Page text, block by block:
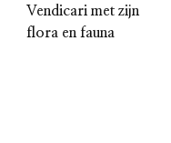
Vendicari met zijn
flora en fauna